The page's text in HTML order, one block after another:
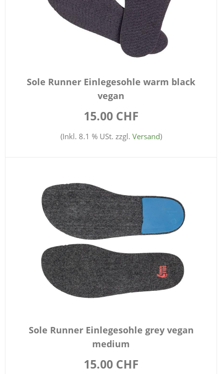
Sole Runner Einlegesohle warm black
vegan
15.00 CHF
(Inkl. 8.1 % USt. zzgl. Versand)
Sole Runner Einlegesohle grey vegan
medium
15.00 CHF